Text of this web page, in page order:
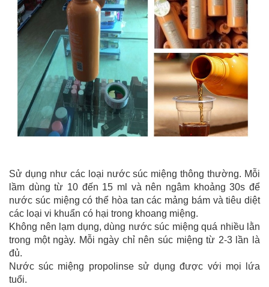
Sử dụng như các loại nước súc miệng thông thường. Mỗi
lầm dùng từ 10 đến 15 ml và nên ngâm khoảng 30s để
nước súc miệng có thể hòa tan các mảng bám và tiêu diệt
các loại vi khuẩn có hại trong khoang miệng.
Không nên lạm dụng, dùng nước súc miệng quá nhiều lằn
trong một ngày. Mỗi ngày chỉ nên súc miệng từ 2-3 lần là
đủ.
Nước súc miệng propolinse sử dụng được với mọi lứa
tuổi.